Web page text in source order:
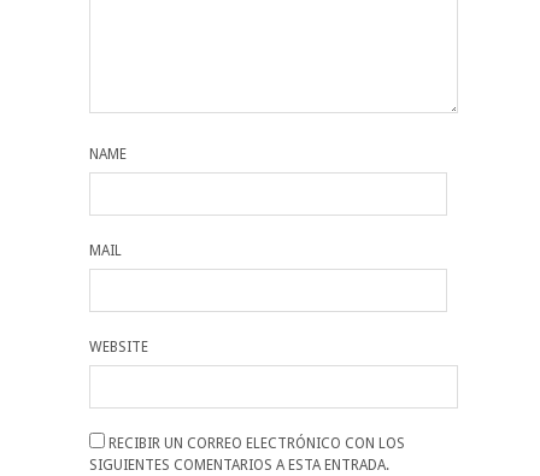
NAME
MAIL
WEBSITE
RECIBIR UN CORREO ELECTRÓNICO CON LOS
SIGUIENTES COMENTARIOS A ESTA ENTRADA.